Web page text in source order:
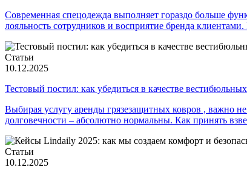
Современная спецодежда выполняет гораздо больше
лояльность сотрудников и восприятие бренда
Статьи
10.12.2025
Тестовый постил: как убедиться в качестве
Выбирая услугу аренды грязезащитных ковров , важно
долговечности – абсолютно нормальны. Как принять
Статьи
10.12.2025